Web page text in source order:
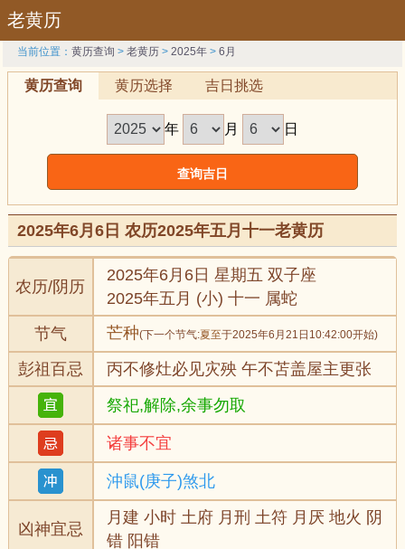
老黄历
当前位置：黄历查询 >老黄历 >2025年 >6月
黄历查询 黄历选择 吉日挑选
年 月 日
2025年6月6日 农历2025年五月十一老黄历
农历/阴历
2025年6月6日 星期五 双子座
2025年五月 (小) 十一 属蛇
节气
芒种(下一个节气:夏至于2025年6月21日10:42:00开始)
彭祖百忌
丙不修灶必见灾殃 午不苫盖屋主更张
祭祀,解除,余事勿取
诸事不宜
沖鼠(庚子)煞北
凶神宜忌
月建 小时 土府 月刑 土符 月厌 地火 阴
错 阳错